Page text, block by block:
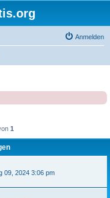
Anmelden
1
09, 2024 3:06 pm